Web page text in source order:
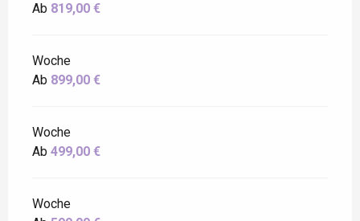
Ab 819,00 €
Woche
Ab 899,00 €
Woche
Ab 499,00 €
Woche